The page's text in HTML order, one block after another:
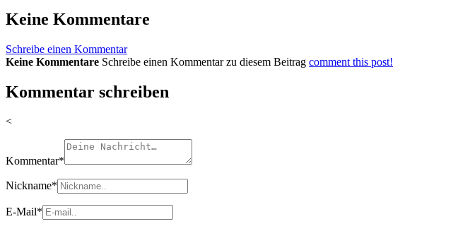
Keine Kommentare
Schreibe einen Kommentar
Keine Kommentare Schreibe einen Kommentar zu diesem Beitrag comment this post!
Kommentar schreiben
<
Kommentar*
Nickname*
E-Mail*